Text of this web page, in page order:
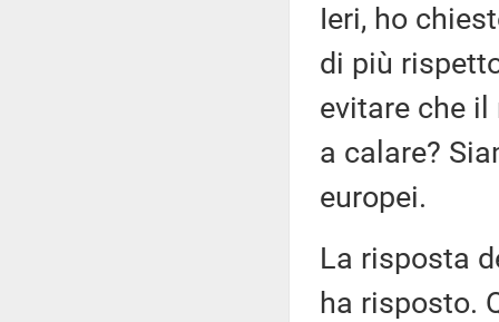
Ieri, ho
di più
evitare che
a calare?
europei.
La risposta
ha risposto.